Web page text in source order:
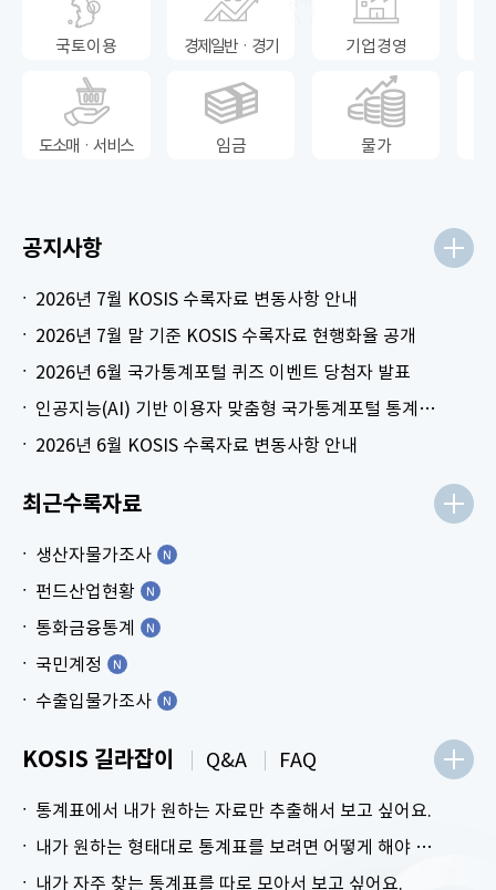
국토이용 경제일반ㆍ경기 기업경영
도소매ㆍ서비스 임금 물가
공지사항
2026년 7월 KOSIS 수록자료 변동사항 안내
2026년 7월 말 기준 KOSIS 수록자료 현행화율 공개
2026년 6월 국가통계포털 퀴즈 이벤트 당첨자 발표
인공지능(AI) 기반 이용자 맞춤형 국가통계포털 통계표 생성 시범 서비스 안내
2026년 6월 KOSIS 수록자료 변동사항 안내
최근수록자료
생산자물가조사
펀드산업현황
통화금융통계
국민계정
수출입물가조사
KOSIS 길라잡이
통계표에서 내가 원하는 자료만 추출해서 보고 싶어요.
내가 원하는 형태대로 통계표를 보려면 어떻게 해야 하나요?
내가 자주 찾는 통계표를 따로 모아서 보고 싶어요.
Q&A FAQ